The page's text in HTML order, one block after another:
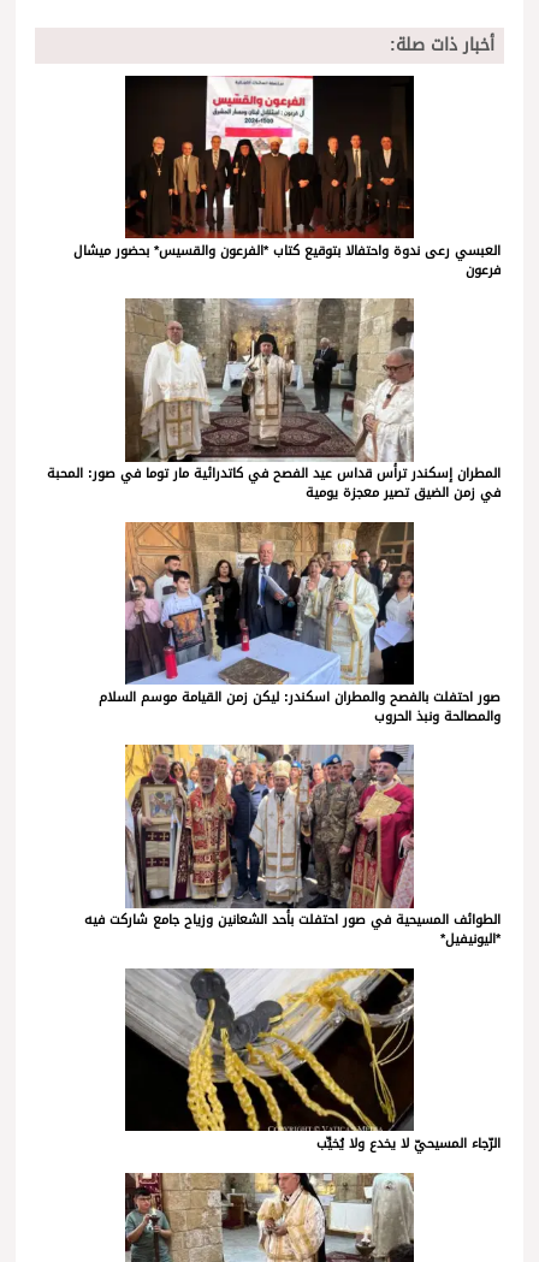
أخبار ذات صلة:
العبسي رعى ندوة واحتفالا بتوقيع كتاب *الفرعون والقسيس* بحضور ميشال
فرعون
المطران إسكندر ترأس قداس عيد الفصح في كاتدرائية مار توما في صور: المحبة
في زمن الضيق تصير معجزة يومية
صور احتفلت بالفصح والمطران اسكندر: ليكن زمن القيامة موسم السلام
والمصالحة ونبذ الحروب
الطوائف المسيحية في صور احتفلت بأحد الشعانين وزياح جامع شاركت فيه
*اليونيفيل*
الرّجاء المسيحيّ لا يخدع ولا يُخيِّب